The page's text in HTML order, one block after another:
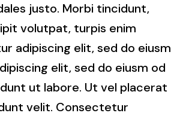
justo. Morbi tincidunt,
volutpat, turpis enim
adipiscing elit, sed do eiusm
elit, sed do eiusm od
ut labore. Ut vel placerat
velit. Consectetur